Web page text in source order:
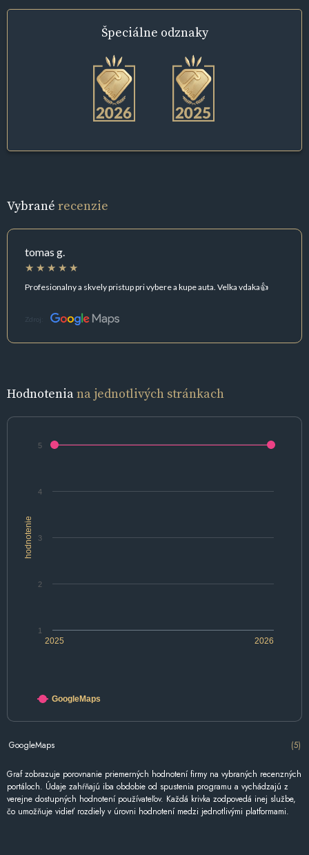
Špeciálne odznaky
Vybrané recenzie
tomas g.
Profesionalny a skvely pristup pri vybere a kupe auta. Velka vdaka👍
Zdroj:
Hodnoteniana jednotlivých stránkach
hodnotenie
2025 2026
1
2
3
4
5
GoogleMaps
GoogleMaps (5)
Graf zobrazuje porovnanie priemerných hodnotení firmy na vybraných recenzných
portáloch. Údaje zahŕňajú iba obdobie od spustenia programu a vychádzajú z
verejne dostupných hodnotení používateľov. Každá krivka zodpovedá inej službe,
čo umožňuje vidieť rozdiely v úrovni hodnotení medzi jednotlivými platformami.